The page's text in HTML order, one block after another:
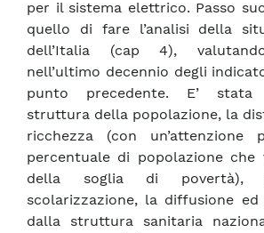
per il sistema elettrico. Passo
quello di fare l’analisi della
dell’Italia (cap 4), valutando
nell’ultimo decennio degli
punto precedente. E’
struttura della popolazione, la
ricchezza (con un’attenzione
percentuale di popolazione
della soglia di
scolarizzazione, la diffusione
dalla struttura sanitaria